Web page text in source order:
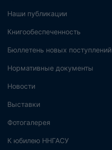
Наши публикации
Книгообеспеченность
Бюллетень новых поступлений
Нормативные документы
Новости
Выставки
Фотогалерея
К юбилею ННГАСУ